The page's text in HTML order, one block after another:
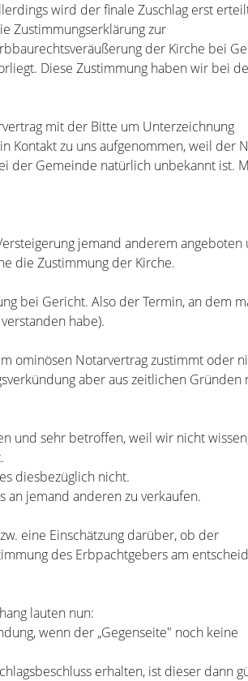
wird der finale Zuschlag erst
Zustimmungserklärung zur
der Kirche bei
Diese Zustimmung haben wir bei
mit der Bitte um Unterzeichnung
Kontakt zu uns aufgenommen, weil der
der Gemeinde natürlich unbekannt ist.
jemand anderem angeboten
die Zustimmung der Kirche.
bei Gericht. Also der Termin, an dem
habe).
ominösen Notarvertrag zustimmt oder
aber aus zeitlichen Gründen
und sehr betroffen, weil wir nicht
diesbezüglich nicht.
an jemand anderen zu verkaufen.
eine Einschätzung darüber, ob der
des Erbpachtgebers am
lauten nun:
wenn der „Gegenseite" noch keine
erhalten, ist dieser dann